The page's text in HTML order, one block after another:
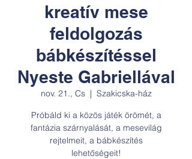
kreatív mese
feldolgozás
bábkészítéssel
Nyeste Gabriellával
nov. 21., Cs
  |
Szakicska-ház
Próbáld ki a közös játék örömét, a
fantázia szárnyalását, a mesevilág
rejtelmeit, a bábkészítés
lehetőségeit!